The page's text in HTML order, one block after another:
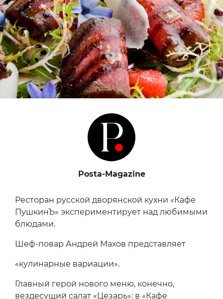
Posta-Magazine
Ресторан русской дворянской кухни «Кафе
ПушкинЪ» экспериментирует над любимыми
блюдами.
Шеф-повар Андрей Махов представляет
«кулинарные вариации».
Главный герой нового меню, конечно,
вездесущий салат «Цезарь»: в «Кафе